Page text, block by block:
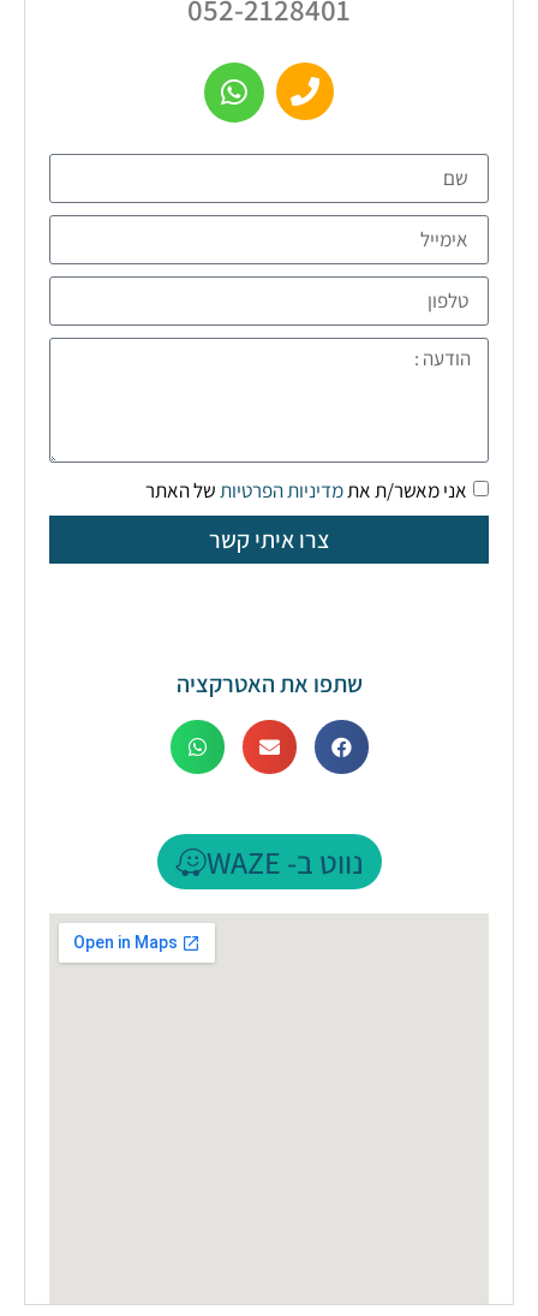
052-2128401
אני מאשר/ת אתמדיניות הפרטיותשל האתר
צרו איתי קשר
שתפו את האטרקציה
נווט ב- WAZE